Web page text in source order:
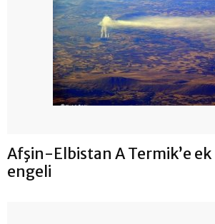
Afşin-Elbistan A Termik’e
engeli